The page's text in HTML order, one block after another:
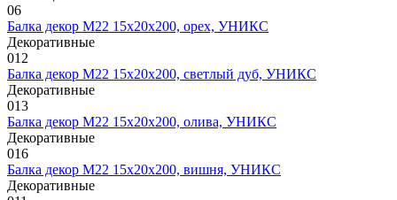
06
Балка декор М22 15х20х200, орех, УНИКС
Декоративные
012
Балка декор М22 15х20х200, светлый дуб, УНИКС
Декоративные
013
Балка декор М22 15х20х200, олива, УНИКС
Декоративные
016
Балка декор М22 15х20х200, вишня, УНИКС
Декоративные